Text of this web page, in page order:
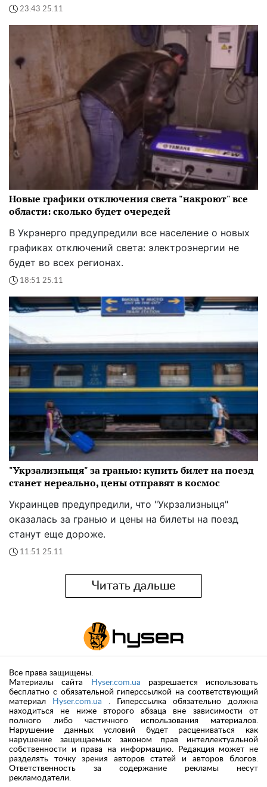
23:43 25.11
Новые графики отключения света "накроют" все
области: сколько будет очередей
В Укрэнерго предупредили все население о новых
графиках отключений света: электроэнергии не
будет во всех регионах.
18:51 25.11
"Укрзализныця" за гранью: купить билет на поезд
станет нереально, цены отправят в космос
Украинцев предупредили, что "Укрзализныця"
оказалась за гранью и цены на билеты на поезд
станут еще дороже.
11:51 25.11
Читать дальше
Все права защищены.
Материалы сайта
Hyser.com.ua разрешается использовать
бесплатно с обязательной гиперссылкой на соответствующий
материал
Hyser.com.ua . Гиперссылка обязательно должна
находиться не ниже второго абзаца вне зависимости от
полного либо частичного использования материалов.
Нарушение данных условий будет расцениваться как
нарушение защищаемых законом прав интеллектуальной
собственности и права на информацию. Редакция может не
разделять точку зрения авторов статей и авторов блогов.
Ответственность за содержание рекламы несут
рекламодатели.